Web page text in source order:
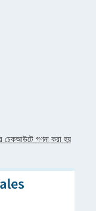
চেকআউটে গণনা করা হয়